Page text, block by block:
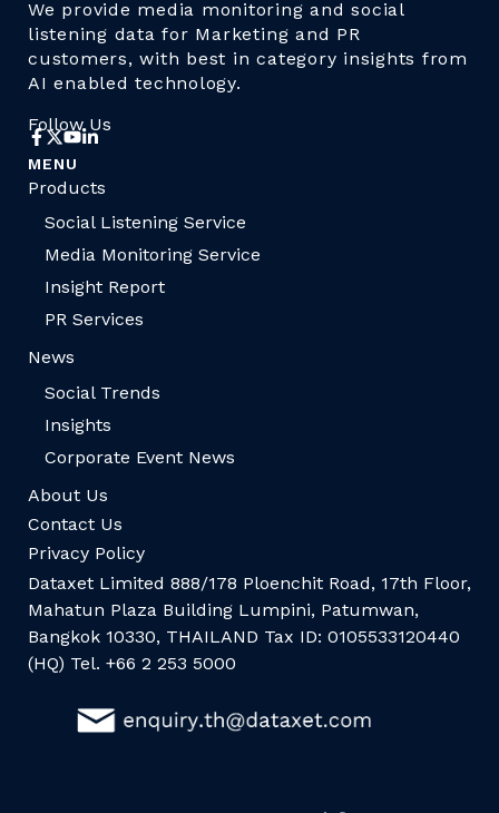
We provide media monitoring and social
listening data for Marketing and PR
customers, with best in category insights from
AI enabled technology.
Follow Us
MENU
Products
Social Listening Service
Media Monitoring Service
Insight Report
PR Services
News
Social Trends
Insights
Corporate Event News
About Us
Contact Us
Privacy Policy
Dataxet Limited 888/178 Ploenchit Road, 17th Floor,
Mahatun Plaza Building Lumpini, Patumwan,
Bangkok 10330, THAILAND Tax ID: 0105533120440
(HQ) Tel. +66 2 253 5000